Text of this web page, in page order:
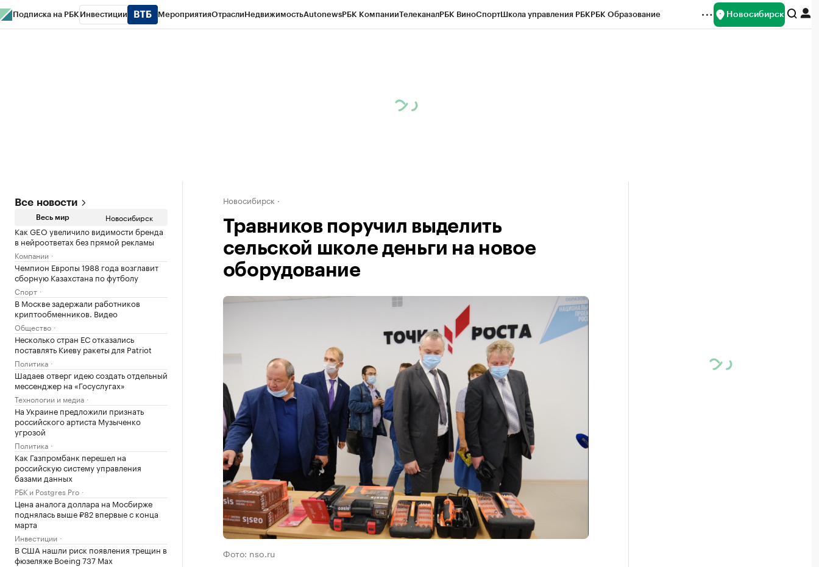
Подписка на РБК Инвестиции МероприятияОтраслиНедвижимостьAutonewsРБК КомпанииТелеканалРБК ВиноСпортШкола управления РБКРБК Образование Новосибирск
Все новости
Весь мир Новосибирск
Как GEO увеличило видимости бренда
в нейроответах без прямой рекламы
Компании
Чемпион Европы 1988 года возглавит
сборную Казахстана по футболу
Спорт
В Москве задержали работников
криптообменников. Видео
Общество
Несколько стран ЕС отказались
поставлять Киеву ракеты для Patriot
Политика
Шадаев отверг идею создать отдельный
мессенджер на «Госуслугах»
Технологии и медиа
На Украине предложили признать
российского артиста Музыченко
угрозой
Политика
Как Газпромбанк перешел на
российскую систему управления
базами данных
РБК и Postgres Pro
Цена аналога доллара на Мосбирже
поднялась выше ₽82 впервые с конца
марта
Инвестиции
В США нашли риск появления трещин в
фюзеляже Boeing 737 Max
Новосибирск
Травников поручил выделить
сельской школе деньги на новое
оборудование
Фото: nso.ru